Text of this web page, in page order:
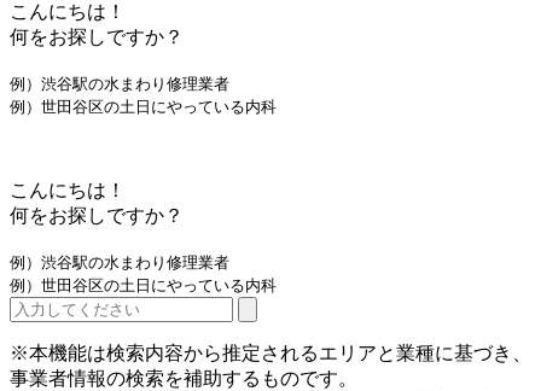
こんにちは！
何をお探しですか？
例）渋谷駅の水まわり修理業者
例）世田谷区の土日にやっている内科
こんにちは！
何をお探しですか？
例）渋谷駅の水まわり修理業者
例）世田谷区の土日にやっている内科
※本機能は検索内容から推定されるエリアと業種に基づき、
事業者情報の検索を補助するものです。